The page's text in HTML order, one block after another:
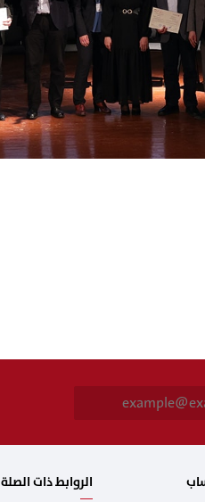
i
*
الروابط ذات الصلة